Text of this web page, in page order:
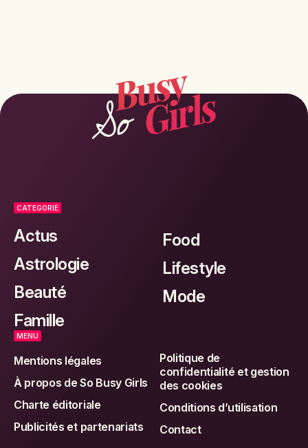
CATEGORIE
Actus
Astrologie
Beauté
Famille
Food
Lifestyle
Mode
MENU
Mentions légales
À propos de So Busy Girls
Charte éditoriale
Publicités et partenariats
Politique de
confidentialité et gestion
des cookies
Conditions d’utilisation
Contact